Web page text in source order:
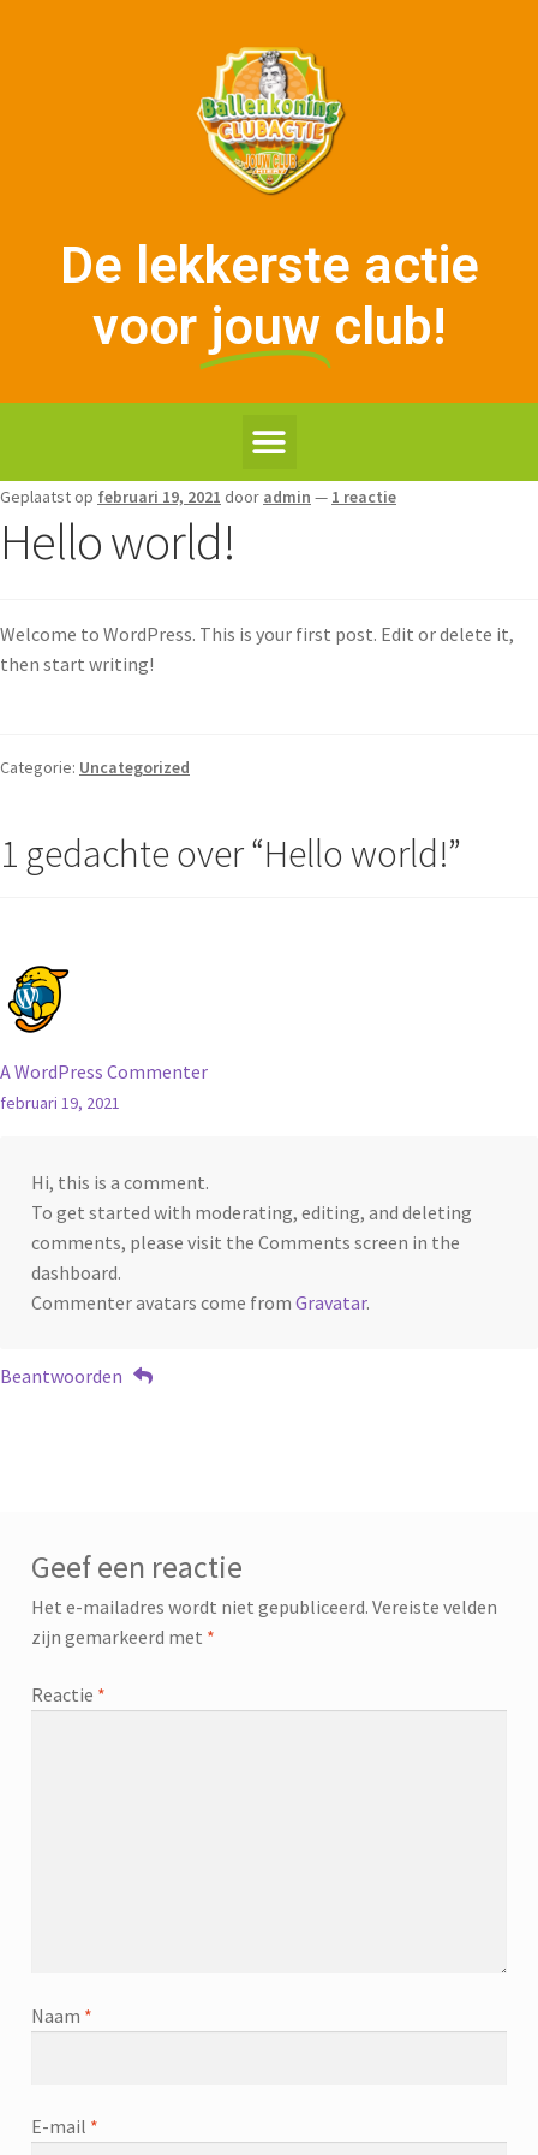
De lekkerste actie
voor jouw club!
Geplaatst op februari 19, 2021 door admin — 1 reactie
Hello world!
Welcome to WordPress. This is your first post. Edit or delete it,
then start writing!
Categorie: Uncategorized
1 gedachte over “Hello world!”
A WordPress Commenter
februari 19, 2021
Hi, this is a comment.
To get started with moderating, editing, and deleting
comments, please visit the Comments screen in the
dashboard.
Commenter avatars come from Gravatar.
Beantwoorden
Geef een reactie
Het e-mailadres wordt niet gepubliceerd. Vereiste velden
zijn gemarkeerd met *
Reactie *
Naam *
E-mail *